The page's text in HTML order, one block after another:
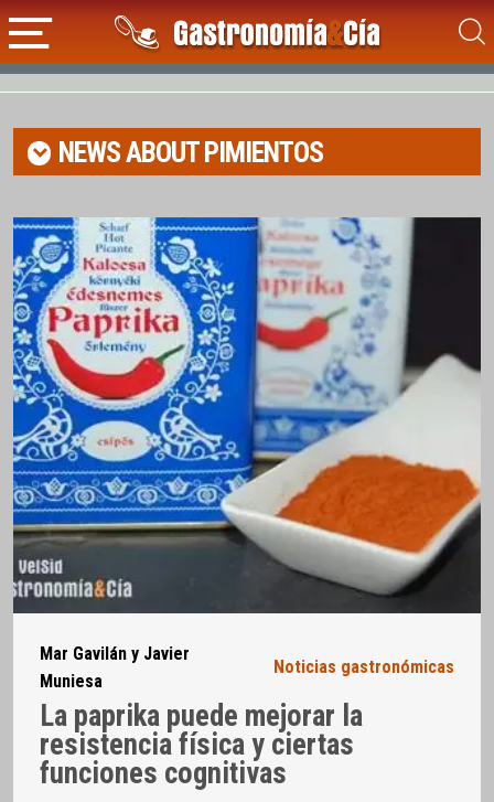
NEWS ABOUTPIMIENTOS
Mar Gavilán y Javier
Muniesa
Noticias gastronómicas
La paprika puede mejorar la
resistencia física y ciertas
funciones cognitivas